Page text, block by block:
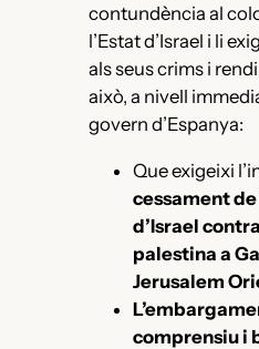
contundència al
l’Estat d’Israel i li
als seus crims i
això, a nivell
govern d’Espanya:
Que exigeixi
cessament
d’Israel
palestina a
Jerusalem
comprensiu i